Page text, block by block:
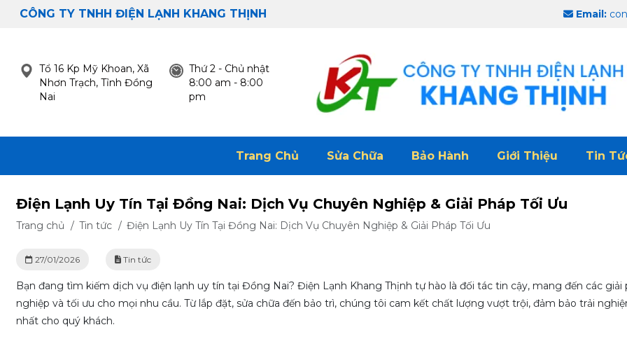
CÔNG TY TNHH ĐIỆN LẠNH KHANG THỊNH Email:
Tổ 16 Kp Mỹ Khoan, Xã
Nhơn Trạch, Tỉnh Đồng
Nai
Thứ 2 - Chủ nhật
8:00 am - 8:00
pm
Trang Chủ Sửa Chữa Bảo Hành Giới Thiệu Tin
Điện Lạnh Uy Tín Tại Đồng Nai: Dịch Vụ Chuyên Nghiệp & Giải Pháp Tối Ưu
Trang chủ / Tin tức / Điện Lạnh Uy Tín Tại Đồng Nai: Dịch Vụ Chuyên Nghiệp & Giải Pháp Tối Ưu
27/01/2026 Tin tức
Bạn đang tìm kiếm dịch vụ điện lạnh uy tín tại Đồng Nai? Điện Lạnh Khang Thịnh tự hào là đối tác tin cậy, mang đến các giải
nghiệp và tối ưu cho mọi nhu cầu. Từ lắp đặt, sửa chữa đến bảo trì, chúng tôi cam kết chất lượng vượt trội, đảm bảo trải
nhất cho quý khách.